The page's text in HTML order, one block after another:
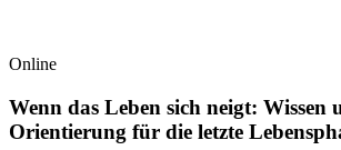
Online
Wenn das Leben sich neigt: Wissen
Orientierung für die letzte